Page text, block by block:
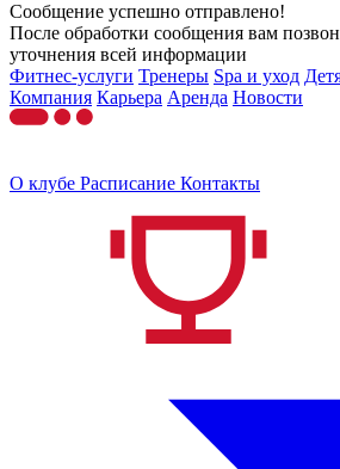
Сообщение успешно отправлено!
После обработки сообщения вам
уточнения всей информации
Фитнес-услуги Тренеры Spa и уход
Компания Карьера Аренда Новости
О клубе Расписание Контакты